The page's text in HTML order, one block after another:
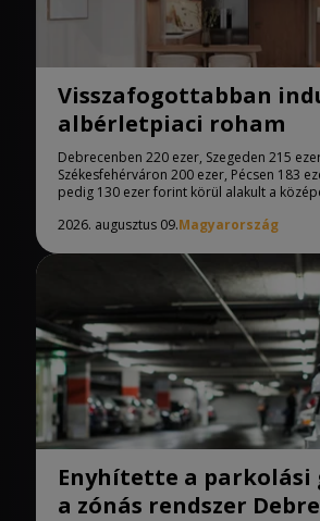
Visszafogottabban
albérletpiaci roham
Debrecenben 220 ezer, Szegeden 215
Székesfehérváron 200 ezer, Pécsen 183
pedig 130 ezer forint körül alakult a
2026. augusztus 09.Magyarország
Enyhítette a parkolási
a zónás rendszer